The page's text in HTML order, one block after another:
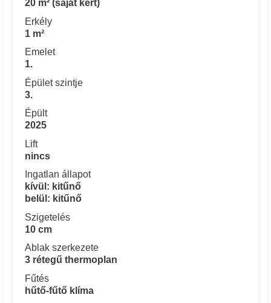
20 m² (saját kert)
Erkély
1 m²
Emelet
1.
Épület szintje
3.
Épült
2025
Lift
nincs
Ingatlan állapot
kívül: kitűnő
belül: kitűnő
Szigetelés
10 cm
Ablak szerkezete
3 rétegű thermoplan
Fűtés
hűtő-fűtő klíma